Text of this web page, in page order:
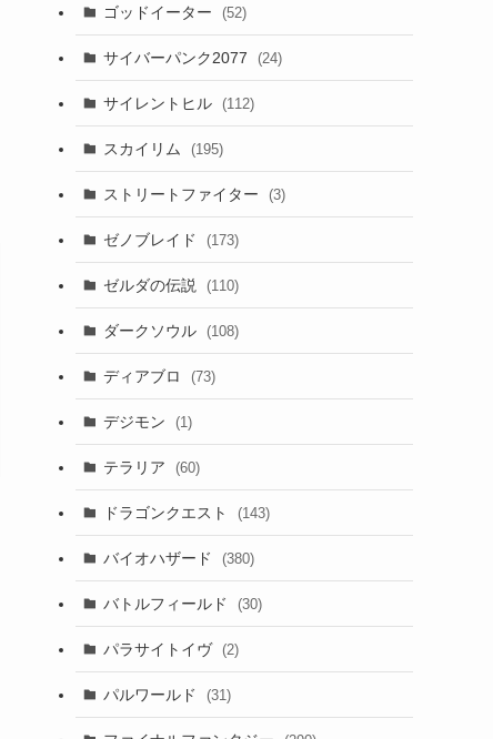
ゴッドイーター (52)
サイバーパンク2077 (24)
サイレントヒル (112)
スカイリム (195)
ストリートファイター (3)
ゼノブレイド (173)
ゼルダの伝説 (110)
ダークソウル (108)
ディアブロ (73)
デジモン (1)
テラリア (60)
ドラゴンクエスト (143)
バイオハザード (380)
バトルフィールド (30)
パラサイトイヴ (2)
パルワールド (31)